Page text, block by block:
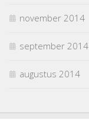
november 2014
september 2014
augustus 2014